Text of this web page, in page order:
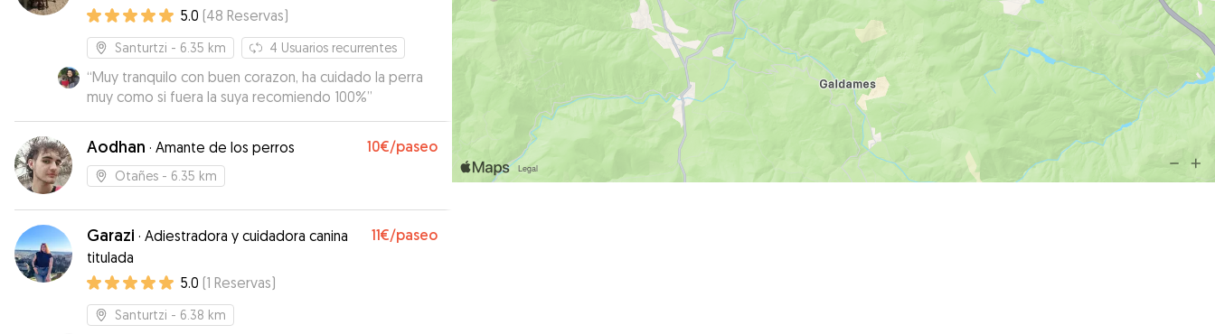
5.0 (48 Reservas)
Santurtzi - 6.35 km 4 Usuarios recurrentes
“Muy tranquilo con buen corazon, ha cuidado la perra
muy como si fuera la suya recomiendo 100%”
Aodhan · Amante de los perros 10€/paseo
Otañes - 6.35 km
Garazi · Adiestradora y cuidadora canina
titulada
11€/paseo
5.0 (1 Reservas)
Santurtzi - 6.38 km